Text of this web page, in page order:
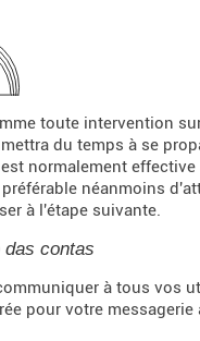
toute intervention
du temps à se
normalement
néanmoins
à l'étape suivante.
contas
à tous vos
pour votre